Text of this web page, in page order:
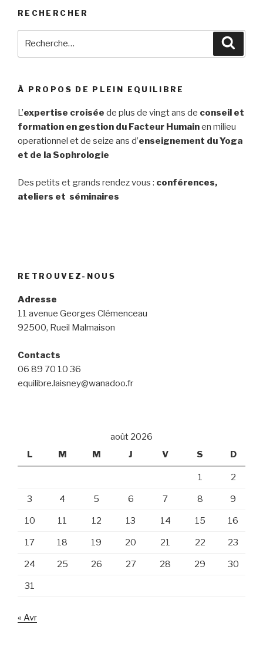
RECHERCHER
À PROPOS DE PLEIN EQUILIBRE
L’expertise croisée de plus de vingt ans de conseil et
formation en gestion du Facteur Humainen milieu
operationnel et de seize ans d’enseignement du Yoga
et de la Sophrologie
Des petits et grands rendez vous : conférences,
ateliers et séminaires
RETROUVEZ-NOUS
Adresse
11 avenue Georges Clémenceau
92500, Rueil Malmaison
Contacts
06 89 70 10 36
equilibre.laisney@wanadoo.fr
août 2026
L
M M J V S D
1 2
3 4 5 6 7 8 9
10 11 12 13 14 15 16
17 18 19 20 21 22 23
24 25 26 27 28 29 30
31
« Avr